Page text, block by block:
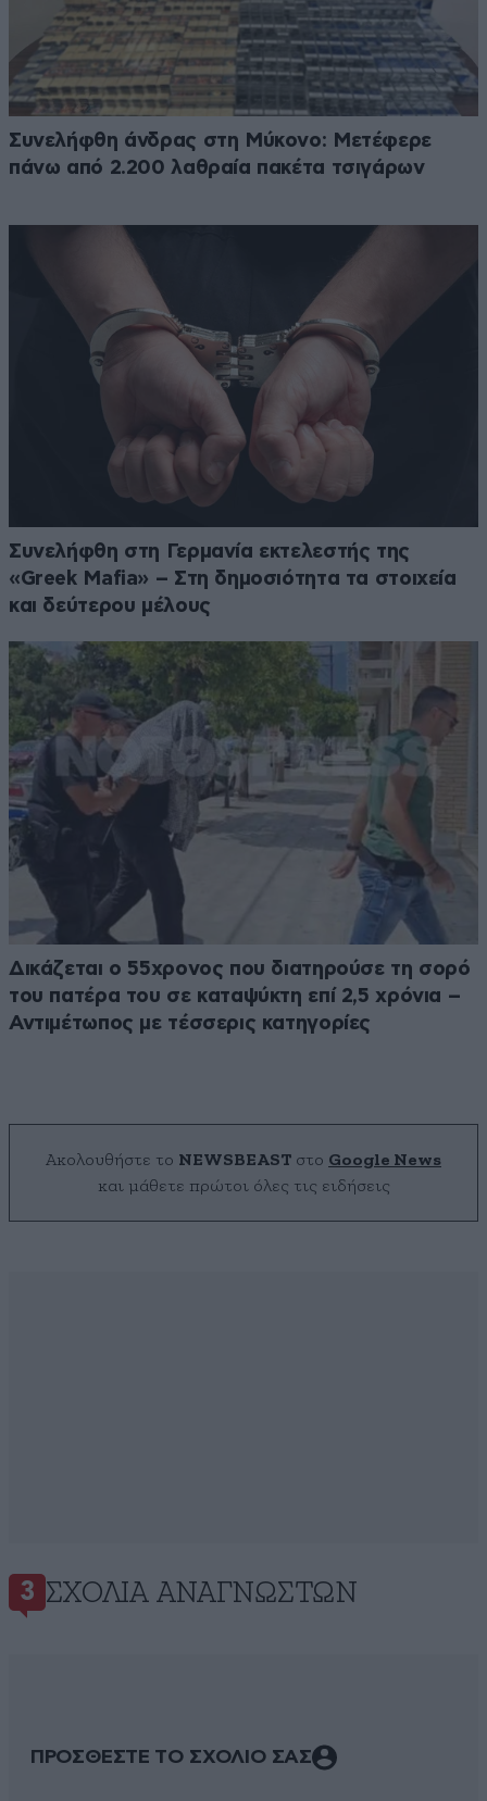
Συνελήφθη άνδρας στη Μύκονο: Μετέφερε
πάνω από 2.200 λαθραία πακέτα τσιγάρων
Συνελήφθη στη Γερμανία εκτελεστής της
«Greek Mafia» – Στη δημοσιότητα τα στοιχεία
και δεύτερου μέλους
Δικάζεται ο 55χρονος που διατηρούσε τη σορό
του πατέρα του σε καταψύκτη επί 2,5 χρόνια –
Αντιμέτωπος με τέσσερις κατηγορίες
Ακολουθήστε το NEWSBEAST στο Google News
και μάθετε πρώτοι όλες τις ειδήσεις
3 ΣΧΌΛΙΑ ΑΝΑΓΝΩΣΤΏΝ
ΠΡΟΣΘΕΣΤΕ ΤΟ ΣΧΟΛΙΟ ΣΑΣ